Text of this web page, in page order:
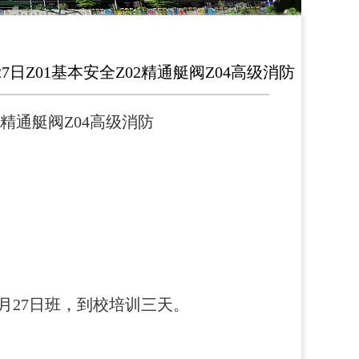
Z01基本安全Z02精通艇阀Z04高级消防
精通艇阀Z04高级消防
日班，到校培训三天。